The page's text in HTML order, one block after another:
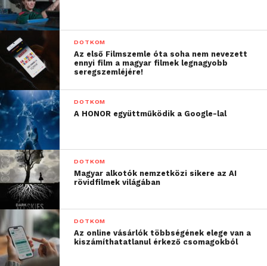
DOTKOM
Az első Filmszemle óta soha nem nevezett
ennyi film a magyar filmek legnagyobb
seregszemléjére!
DOTKOM
A HONOR együttműködik a Google-lal
DOTKOM
Magyar alkotók nemzetközi sikere az AI
rövidfilmek világában
DOTKOM
Az online vásárlók többségének elege van a
kiszámíthatatlanul érkező csomagokból